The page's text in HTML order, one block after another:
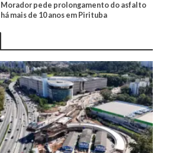
Morador pede prolongamento do asfalto
há mais de 10 anos em Pirituba